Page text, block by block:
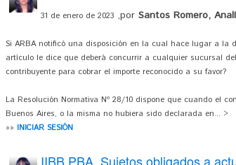
31 de enero de 2023 ,por Santos Romero,
Si ARBA notificó una disposición en la cual hace lugar a la
artículo le dice que deberá concurrir a cualquier sucursal
contribuyente para cobrar el importe reconocido a su favor?
La Resolución Normativa Nº 28/10 dispone que cuando el
Buenos Aires, o la misma no hubiera sido declarada en... >
»» INICIAR SESIÓN
IIBB PBA. Sujetos obligados a